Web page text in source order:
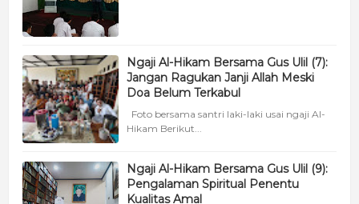
Ngaji Al-Hikam Bersama Gus Ulil (7):
Jangan Ragukan Janji Allah Meski
Doa Belum Terkabul
Foto bersama santri laki-laki usai ngaji Al-
Hikam Berikut...
Ngaji Al-Hikam Bersama Gus Ulil (9):
Pengalaman Spiritual Penentu
Kualitas Amal